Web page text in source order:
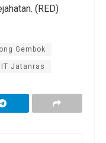
(RED)
Gembok
Jatanras